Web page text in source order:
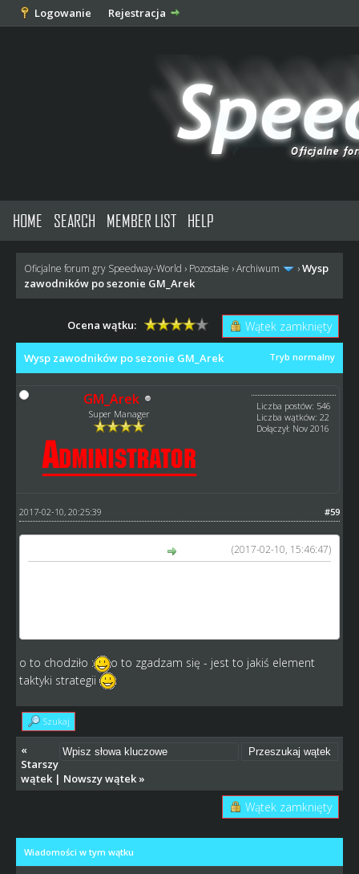
Logowanie Rejestracja
HOME SEARCH MEMBER LIST HELP
Oficjalne forum gry Speedway-World › Pozostałe ›Archiwum ›Wysp
zawodników po sezonie GM_Arek
Wątek zamknięty
Ocena wątku:
Tryb normalny
Wysp zawodników po sezonie GM_Arek
GM_Arek
Super Manager
Liczba postów: 546
Liczba wątków: 22
Dołączył: Nov 2016
#59
2017-02-10, 20:25:39
(2017-02-10, 15:46:47)
o to chodziło :
o to zgadzam się - jest to jakiś element
taktyki strategii
Szukaj
«
Starszy
wątek| Nowszy wątek»
Wątek zamknięty
Wiadomości w tym wątku